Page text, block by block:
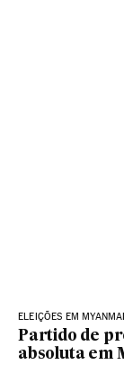
ELEIÇÕES EM
Partido de
absoluta em